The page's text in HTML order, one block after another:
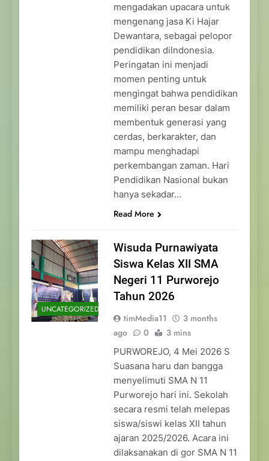
mengadakan upacara untuk
mengenang jasa Ki Hajar
Dewantara, sebagai pelopor
pendidikan diIndonesia.
Peringatan ini menjadi
momen penting untuk
mengingat bahwa pendidikan
memiliki peran besar dalam
membentuk generasi yang
cerdas, berkarakter, dan
mampu menghadapi
perkembangan zaman. Hari
Pendidikan Nasional bukan
hanya sekadar…
Read More
UNCATEGORIZED
Wisuda Purnawiyata
Siswa Kelas XII SMA
Negeri 11 Purworejo
Tahun 2026
timMedia11
3 months
ago
0 3 mins
PURWOREJO, 4 Mei 2026 S
Suasana haru dan bangga
menyelimuti SMA N 11
Purworejo hari ini. Sekolah
secara resmi telah melepas
siswa/siswi kelas XII tahun
ajaran 2025/2026. Acara ini
dilaksanakan di gor SMA N 11